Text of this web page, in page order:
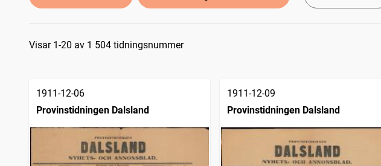
Sökresultat
Visar 1-20 av 1 504 tidningsnummer
1911-12-06
Provinstidningen Dalsland
1911-12-09
Provinstidningen Dalsland